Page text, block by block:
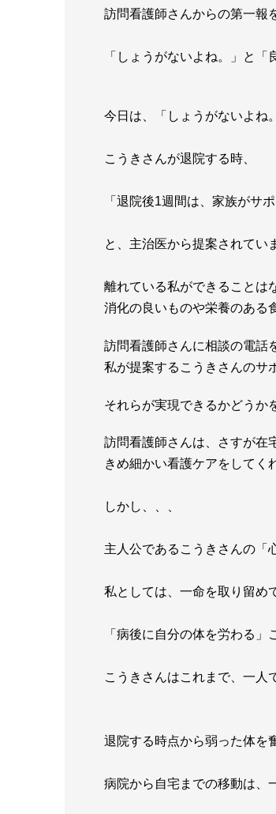
訪問看護師さんからの第一報
「しょうがないよね。」と「
今日は、「しょうがないよね
こうきさんが退院する時、
「退院後1週間は、家族がサ
と、主治医から提案されてい
離れている私ができることは
消化の良いものや栄養のある
訪問看護師さんに相談の電話
私が提案するこうきさんのサ
それらが実現できるかどうか
訪問看護師さんは、さすが在
きめ細かい看護ケアをしてく
しかし、、、
主人公であるこうきさんの「
私としては、一命を取り留め
「病後に自分の体を労わる
こうきさんはこれまで、一人
退院する時点から弱った体を
病院から自宅までの移動は、